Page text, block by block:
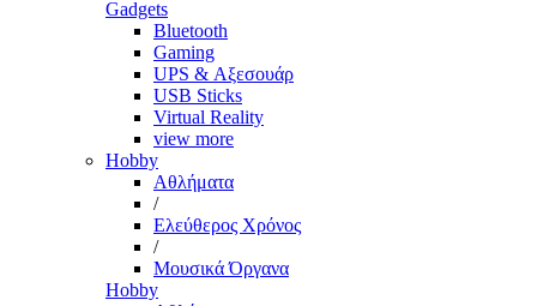
Gadgets
Bluetooth
Gaming
UPS & Αξεσουάρ
USB Sticks
Virtual Reality
view more
Hobby
Αθλήματα
/
Ελεύθερος Χρόνος
/
Μουσικά Όργανα
Hobby